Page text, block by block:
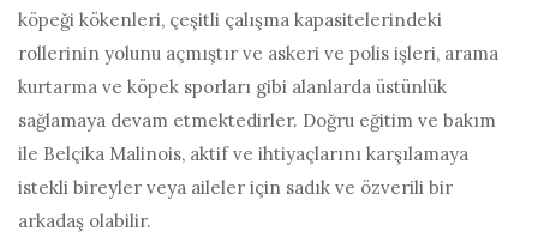
köpeği kökenleri, çeşitli çalışma kapasitelerindeki
rollerinin yolunu açmıştır ve askeri ve polis işleri, arama
kurtarma ve köpek sporları gibi alanlarda üstünlük
sağlamaya devam etmektedirler. Doğru eğitim ve bakım
ile Belçika Malinois, aktif ve ihtiyaçlarını karşılamaya
istekli bireyler veya aileler için sadık ve özverili bir
arkadaş olabilir.